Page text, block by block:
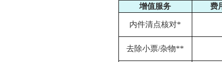
增值服务 费
内件清点核对*
去除小票/杂物**